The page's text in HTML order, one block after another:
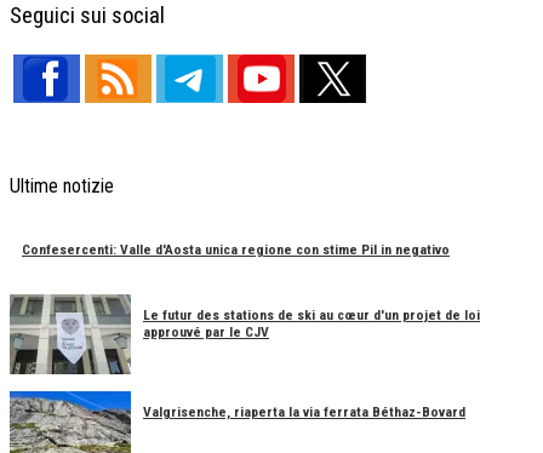
Seguici sui social
Ultime notizie
Confesercenti: Valle d'Aosta unica regione con stime Pil in negativo
Le futur des stations de ski au cœur d'un projet de loi
approuvé par le CJV
Valgrisenche, riaperta la via ferrata Béthaz-Bovard